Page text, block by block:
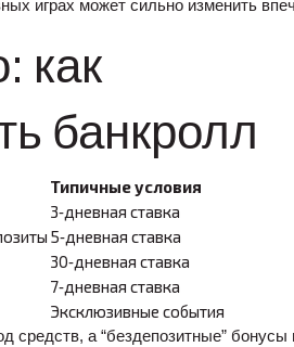
играх может сильно изменить
как
банкролл
Типичные условия
3‑дневная ставка
5‑дневная ставка
30‑дневная ставка
7‑дневная ставка
Эксклюзивные события
средств, а “бездепозитные”